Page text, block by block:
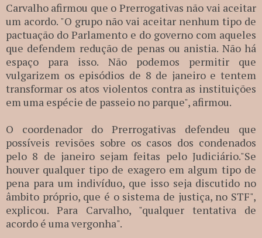
Carvalho afirmou que o Prerrogativas não vai aceitar
um acordo. "O grupo não vai aceitar nenhum tipo de
pactuação do Parlamento e do governo com aqueles
que defendem redução de penas ou anistia. Não há
espaço para isso. Não podemos permitir que
vulgarizem os episódios de 8 de janeiro e tentem
transformar os atos violentos contra as instituições
em uma espécie de passeio no parque", afirmou.
O coordenador do Prerrogativas defendeu que
possíveis revisões sobre os casos dos condenados
pelo 8 de janeiro sejam feitas pelo Judiciário."Se
houver qualquer tipo de exagero em algum tipo de
pena para um indivíduo, que isso seja discutido no
âmbito próprio, que é o sistema de justiça, no STF",
explicou. Para Carvalho, "qualquer tentativa de
acordo é uma vergonha".